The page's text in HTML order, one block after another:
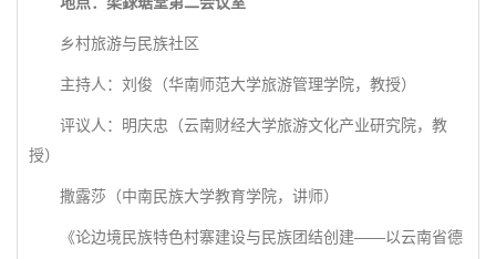
乡村旅游与民族社区
主持人：刘俊（华南师范大学旅游管理学院，教授）
评议人：明庆忠（云南财经大学旅游文化产业研究院，教
授）
撒露莎（中南民族大学教育学院，讲师）
《论边境民族特色村寨建设与民族团结创建——以云南省德